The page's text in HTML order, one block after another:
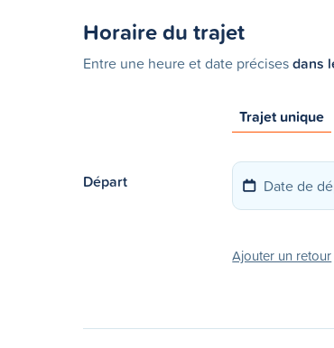
Horaire du trajet
Entre une heure et date précisesdans
Trajet unique
Départ
Ajouter un retour